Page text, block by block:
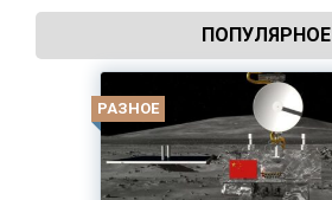
ПОПУЛЯРНОЕ
РАЗНОЕ